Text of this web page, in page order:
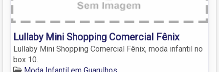
Lullaby Mini Shopping Comercial Fênix
Lullaby Mini Shopping Comercial Fênix, moda infantil no
box 10.
Moda Infantil em Guarulhos